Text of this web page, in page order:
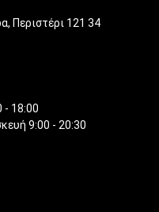
Περιστέρι 121 34
- 18:00
9:00 - 20:30